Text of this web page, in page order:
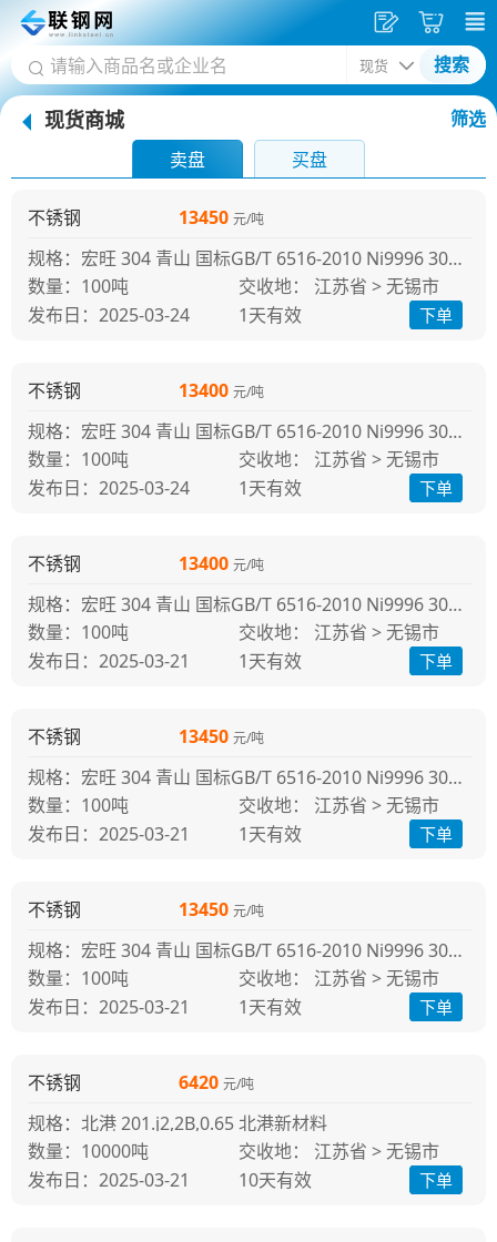
搜索
发
供
采
购
现货商城
筛选
卖盘
买盘
不锈钢 13450 元/吨
发布日：2025-03-24
规格：宏旺 304 青山 国标GB/T 6516-2010 Ni9996 304冷轧
下单
100吨
交收地： 江苏省 > 无锡市
1天有效
不锈钢 13400 元/吨
发布日：2025-03-24
规格：宏旺 304 青山 国标GB/T 6516-2010 Ni9996 304冷轧
下单
100吨
交收地： 江苏省 > 无锡市
1天有效
不锈钢 13400 元/吨
发布日：2025-03-21
规格：宏旺 304 青山 国标GB/T 6516-2010 Ni9996 304冷轧
下单
100吨
交收地： 江苏省 > 无锡市
1天有效
不锈钢 13450 元/吨
发布日：2025-03-21
规格：宏旺 304 青山 国标GB/T 6516-2010 Ni9996 304冷轧
下单
100吨
交收地： 江苏省 > 无锡市
1天有效
不锈钢 13450 元/吨
发布日：2025-03-21
规格：宏旺 304 青山 国标GB/T 6516-2010 Ni9996 304冷轧
下单
100吨
交收地： 江苏省 > 无锡市
1天有效
不锈钢 6420 元/吨
发布日：2025-03-21
规格：北港 201.j2,2B,0.65 北港新材料
下单
10000吨
交收地： 江苏省 > 无锡市
10天有效